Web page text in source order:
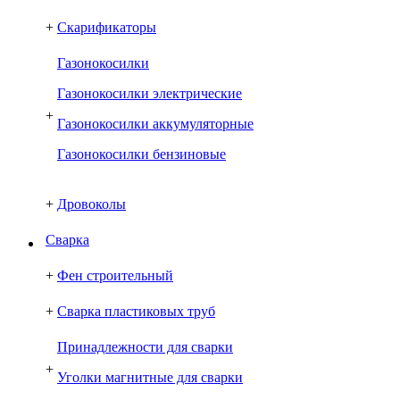
+ Скарификаторы
+
Газонокосилки
Газонокосилки электрические
Газонокосилки аккумуляторные
Газонокосилки бензиновые
+ Дровоколы
Сварка
+ Фен строительный
+ Сварка пластиковых труб
+
Принадлежности для сварки
Уголки магнитные для сварки